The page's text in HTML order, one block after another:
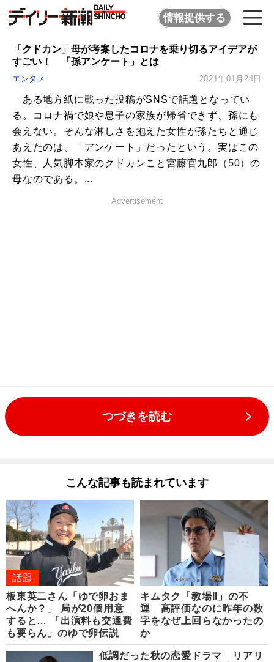
情報提供する
「クドカン」母が考案したコロナを乗り切るアイデアが
すごい！ 「孫アンケート」とは
エンタメ 2021年01月24日
ある地方紙に載った投稿がSNSで話題となってい
る。コロナ禍で娘や息子の家族が帰省できず、孫にも
会えない。そんな淋しさを抱えた女性が孫たちと通じ
あえたのは、「アンケート」だったという。実はこの
女性、人気脚本家のクドカンこと宮藤官九郎（50）の
母なのである。...
Advertisement
つづきを読む
こんな記事も読まれています
話題
板東英二さん「ゆで卵おま
へんか？」 局が20個用意
すると… 「出演料も交通費
も要らん」のゆで卵伝説
キムタク「教場II」の不
運 高評価なのに昨年の数
字をなぜ上回らなかったの
か
低調だった秋の恋愛ドラマ リアリ